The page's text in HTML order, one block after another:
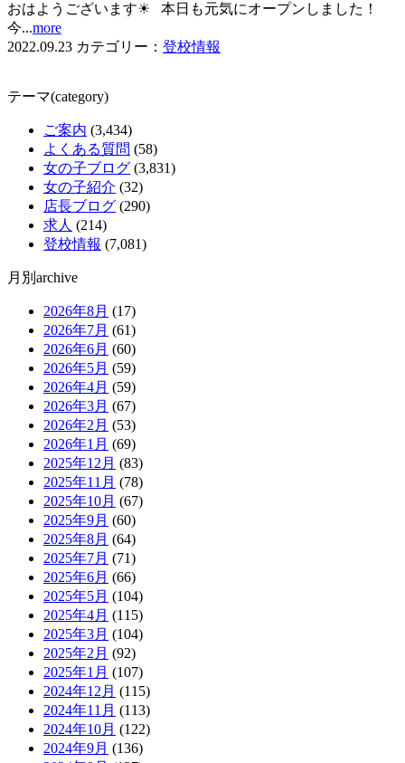
おはようございます☀ 本日も元気にオープンしました！
今...more
2022.09.23 カテゴリー： 登校情報
テーマ(category)
ご案内 (3,434)
よくある質問 (58)
女の子ブログ (3,831)
女の子紹介 (32)
店長ブログ (290)
求人 (214)
登校情報 (7,081)
月別archive
2026年8月 (17)
2026年7月 (61)
2026年6月 (60)
2026年5月 (59)
2026年4月 (59)
2026年3月 (67)
2026年2月 (53)
2026年1月 (69)
2025年12月 (83)
2025年11月 (78)
2025年10月 (67)
2025年9月 (60)
2025年8月 (64)
2025年7月 (71)
2025年6月 (66)
2025年5月 (104)
2025年4月 (115)
2025年3月 (104)
2025年2月 (92)
2025年1月 (107)
2024年12月 (115)
2024年11月 (113)
2024年10月 (122)
2024年9月 (136)